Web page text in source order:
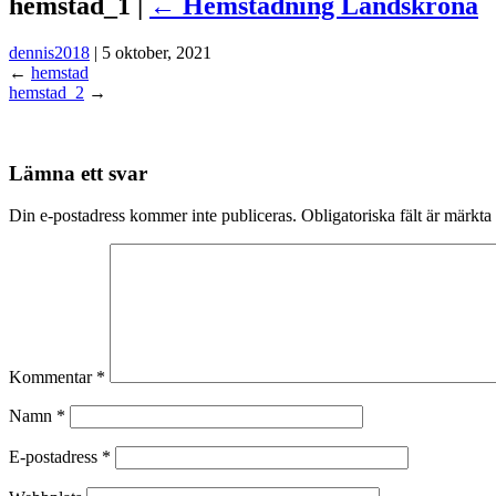
dennis2018 | 5 oktober, 2021
← hemstad
hemstad_2 →
Lämna ett svar
Din e-postadress kommer inte publiceras. Obligatoriska fält är märkta
Kommentar *
Namn *
E-postadress *